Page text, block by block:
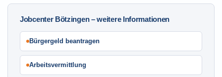
Jobcenter Bötzingen – weitere Informationen
Bürgergeld beantragen
Arbeitsvermittlung